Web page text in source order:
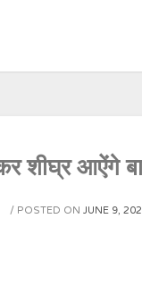
शीघ्र आऐंगे
POSTED ON JUNE 9,